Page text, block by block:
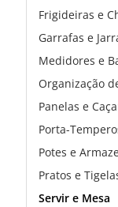
Frigideiras e
Garrafas e
Medidores e
Organização
Panelas e
Porta-
Potes e
Pratos e
Servir e Mesa